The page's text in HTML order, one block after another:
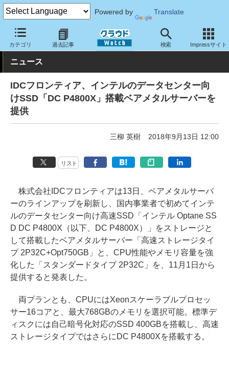
Powered by Translate
カテゴリ 過去記事 検索 Impressサイト
クラウド Watch ハード・インフラ レンタルサーバー・VPS
ニュース
IDCフロンティア、インテルのデータセンター向
けSSD「DC P4800X」搭載ベアメタルサーバーを
提供
三柳 英樹 2018年9月13日 12:00
リスト
株式会社IDCフロンティアは13日、ベアメタルサーバ
ーのラインアップを刷新し、国内事業者で初めてインテ
ルのデータセンター向け高速SSD「インテル Optane SS
D DC P4800X（以下、DC P4800X）」をストレージと
して搭載したベアメタルサーバー「高速ストレージタイ
プ 2P32C+Opt750GB」と、CPU性能やメモリ容量を強
化した「スタンダードタイプ 2P32C」を、11月1日から
提供すると発表した。
両プランとも、CPUにはXeonスケーラブルプロセッ
サー16コアと、最大768GBのメモリを選択可能。標準デ
ィスクには自己暗号化対応のSSD 400GBを搭載し、高速
ストレージタイプではさらにDC P4800Xを搭載する。